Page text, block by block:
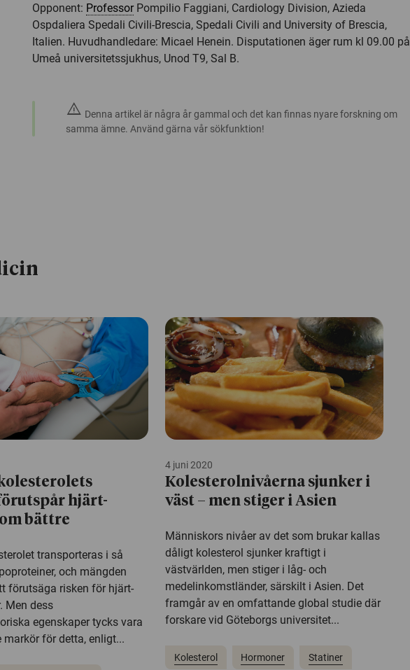
Opponent: ProfessorPompilio Faggiani, Cardiology Division, Azieda
Ospdaliera Spedali Civili-Brescia, Spedali Civili and University of Brescia,
Italien. Huvudhandledare: Micael Henein. Disputationen äger rum kl 09.00 på
Umeå universitetssjukhus, Unod T9, Sal B.
warning Denna artikel är några år gammal och det kan finnas nyare forskning om
samma ämne. Använd gärna vår sökfunktion!
hjärt-
bättre
transporteras i så
och mängden
förutsäga risken för hjärt-
Men dess
egenskaper tycks vara
markör för detta, enligt...
4 juni 2020
Kolesterolnivåerna sjunker i
väst – men stiger i Asien
Människors nivåer av det som brukar kallas
dåligt kolesterol sjunker kraftigt i
västvärlden, men stiger i låg- och
medelinkomstländer, särskilt i Asien. Det
framgår av en omfattande global studie där
forskare vid Göteborgs universitet...
Kolesterol Hormoner Statiner